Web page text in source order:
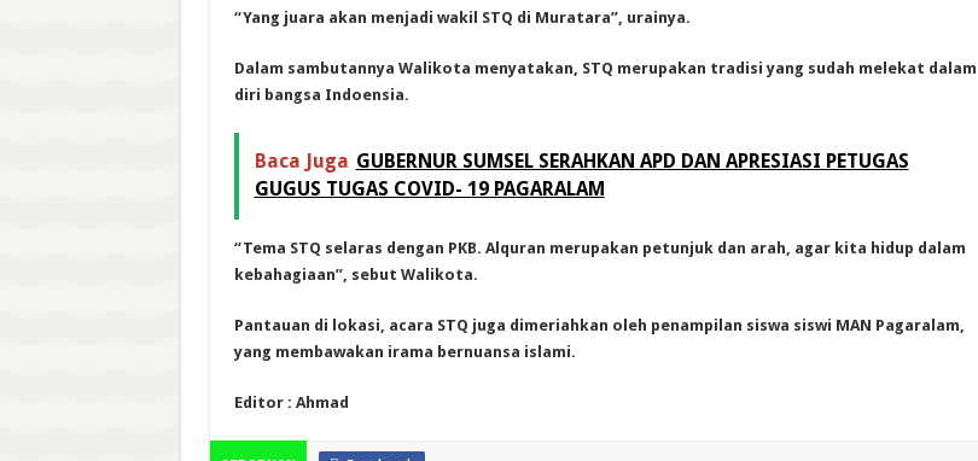
“Yang juara akan menjadi wakil STQ di Muratara”, urainya.
Dalam sambutannya Walikota menyatakan, STQ merupakan tradisi yang sudah melekat dalam
diri bangsa Indoensia.
Baca Juga GUBERNUR SUMSEL SERAHKAN APD DAN APRESIASI PETUGAS
GUGUS TUGAS COVID- 19 PAGARALAM
“Tema STQ selaras dengan PKB. Alquran merupakan petunjuk dan arah, agar kita hidup dalam
kebahagiaan”, sebut Walikota.
Pantauan di lokasi, acara STQ juga dimeriahkan oleh penampilan siswa siswi MAN Pagaralam,
yang membawakan irama bernuansa islami.
Editor : Ahmad